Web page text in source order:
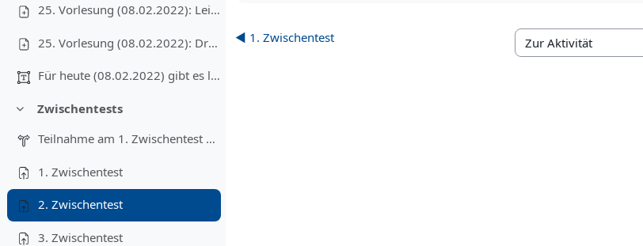
25. Vorlesung (08.02.2022): Leichte Kreise (DP) [nach der VL: letzte Folie: k=1 to n statt n-1]
25. Vorlesung (08.02.2022): Druckversion
Für heute (08.02.2022) gibt es leider kein Video! ...
Einklappen
Zwischentests
Teilnahme am 1. Zwischentest am 18.11
1. Zwischentest
2. Zwischentest
3. Zwischentest
◀︎ 1. Zwischentest
Zur Aktivität